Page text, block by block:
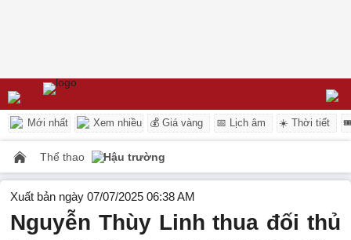
Mới nhất Xem nhiều 💰 Giá vàng 📅 Lịch âm ☀️ Thời tiết
Thể thao Hậu trường
Xuất bản ngày 07/07/2025 06:38 AM
Nguyễn Thùy Linh thua đối thủ